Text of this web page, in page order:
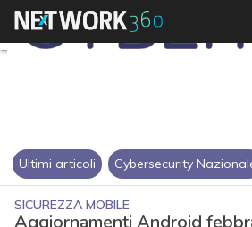
Ultimi articoli Cybersecurity
SICUREZZA MOBILE
Aggiornamenti Android